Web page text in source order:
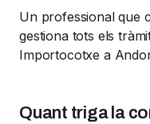
Un professional que
gestiona tots els
Importocotxe a
Quant triga la